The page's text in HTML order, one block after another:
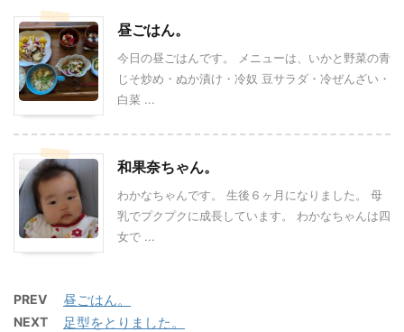
昼ごはん。
今日の昼ごはんです。 メニューは、いかと野菜の青
じそ炒め・ぬか漬け・冷奴 豆サラダ・冷ぜんざい・
白菜 ...
和果奈ちゃん。
わかなちゃんです。 生後６ヶ月になりました。 母
乳でプクプクに成長しています。 わかなちゃんは四
女で ...
PREV 昼ごはん。
NEXT 足型をとりました。